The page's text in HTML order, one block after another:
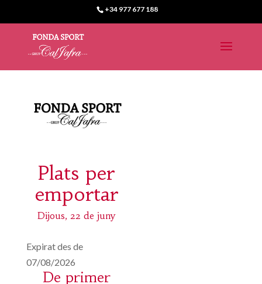
+34 977 677 188
Plats per
emportar
Dijous, 22 de juny
Expirat des de
07/08/2026
De primer